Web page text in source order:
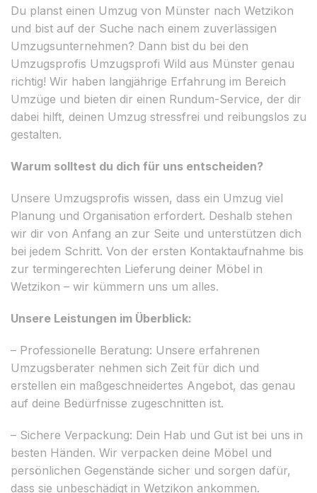
Du planst einen Umzug von Münster nach Wetzikon
und bist auf der Suche nach einem zuverlässigen
Umzugsunternehmen? Dann bist du bei den
Umzugsprofis Umzugsprofi Wild aus Münster genau
richtig! Wir haben langjährige Erfahrung im Bereich
Umzüge und bieten dir einen Rundum-Service, der dir
dabei hilft, deinen Umzug stressfrei und reibungslos zu
gestalten.
Warum solltest du dich für uns entscheiden?
Unsere Umzugsprofis wissen, dass ein Umzug viel
Planung und Organisation erfordert. Deshalb stehen
wir dir von Anfang an zur Seite und unterstützen dich
bei jedem Schritt. Von der ersten Kontaktaufnahme bis
zur termingerechten Lieferung deiner Möbel in
Wetzikon – wir kümmern uns um alles.
Unsere Leistungen im Überblick:
– Professionelle Beratung: Unsere erfahrenen
Umzugsberater nehmen sich Zeit für dich und
erstellen ein maßgeschneidertes Angebot, das genau
auf deine Bedürfnisse zugeschnitten ist.
– Sichere Verpackung: Dein Hab und Gut ist bei uns in
besten Händen. Wir verpacken deine Möbel und
persönlichen Gegenstände sicher und sorgen dafür,
dass sie unbeschädigt in Wetzikon ankommen.